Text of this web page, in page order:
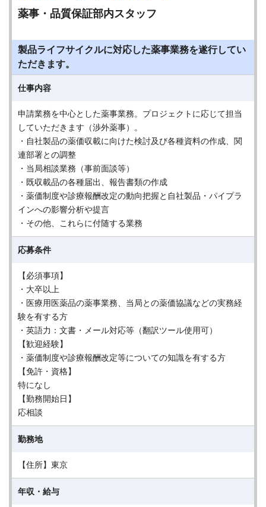
薬事・品質保証部内スタッフ
製品ライフサイクルに対応した薬事業務を遂行してい
ただきます。
仕事内容
申請業務を中心とした薬事業務。プロジェクトに応じて担当
していただきます（渉外薬事）。
・自社製品の薬価収載に向けた検討及び各種資料の作成、関
連部署との調整
・当局相談業務（事前面談等）
・既収載品の各種届出、報告書類の作成
・薬価制度や診療報酬改定の動向把握と自社製品・パイプラ
インへの影響分析や提言
・その他、これらに付随する業務
応募条件
【必須事項】
・大卒以上
・医療用医薬品の薬事業務、当局との薬価協議などの実務経
験を有する方
・英語力：文書・メール対応等（翻訳ツール使用可）
【歓迎経験】
・薬価制度や診療報酬改定等についての知識を有する方
【免許・資格】
特になし
【勤務開始日】
応相談
勤務地
【住所】東京
年収・給与